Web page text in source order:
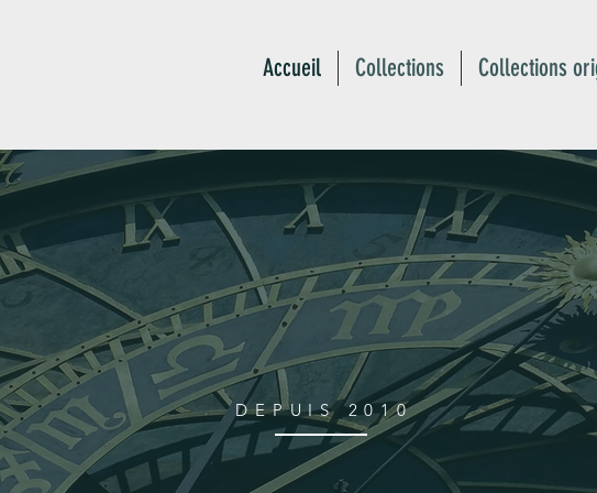
Accueil Collections Collections
DEPUIS 2010